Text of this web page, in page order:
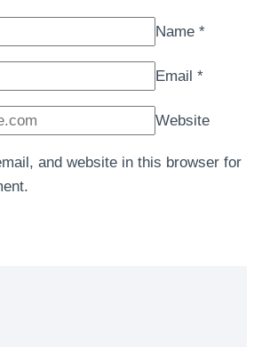
Name *
Email *
Website
and website in this browser for